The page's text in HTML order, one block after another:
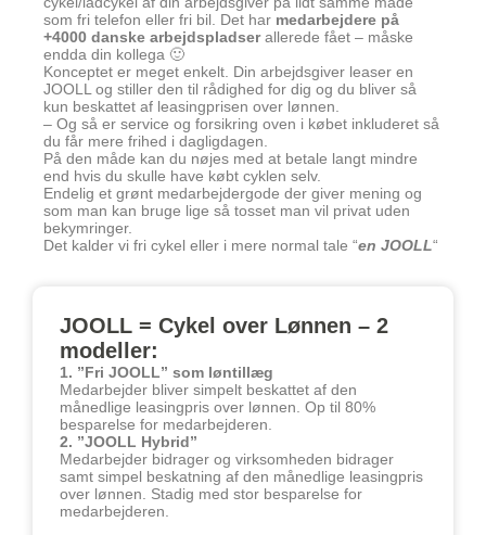
som fri telefon eller fri bil. Det har medarbejdere på
+4000 danske arbejdspladserallerede fået – måske
endda din kollega 🙂
Konceptet er meget enkelt. Din arbejdsgiver leaser en
JOOLL og stiller den til rådighed for dig og du bliver så
kun beskattet af leasingprisen over lønnen.
– Og så er service og forsikring oven i købet inkluderet så
du får mere frihed i dagligdagen.
På den måde kan du nøjes med at betale langt mindre
end hvis du skulle have købt cyklen selv.
Endelig et grønt medarbejdergode der giver mening og
som man kan bruge lige så tosset man vil privat uden
bekymringer.
Det kalder vi fri cykel eller i mere normal tale “en JOOLL“
JOOLL = Cykel over Lønnen – 2
modeller:
1. ”Fri JOOLL” som løntillæg
Medarbejder bliver simpelt beskattet af den
månedlige leasingpris over lønnen. Op til 80%
besparelse for medarbejderen.
2. ”JOOLL Hybrid”
Medarbejder bidrager og virksomheden bidrager
samt simpel beskatning af den månedlige leasingpris
over lønnen. Stadig med stor besparelse for
medarbejderen.